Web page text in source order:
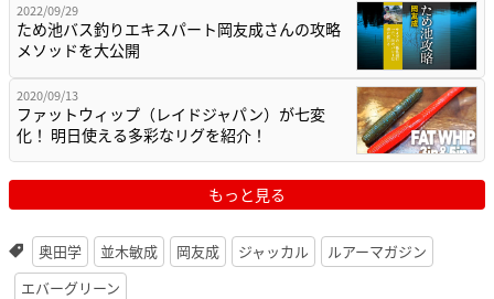
2022/09/29
ため池バス釣りエキスパート岡友成さんの攻略
メソッドを大公開
2020/09/13
ファットウィップ（レイドジャパン）が七変
化！ 明日使える多彩なリグを紹介！
もっと見る
奥田学 並木敏成 岡友成 ジャッカル
ルアーマガジン
エバーグリーン